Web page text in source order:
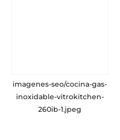
imagenes-seo/cocina-gas-
inoxidable-vitrokitchen-
260ib-1.jpeg